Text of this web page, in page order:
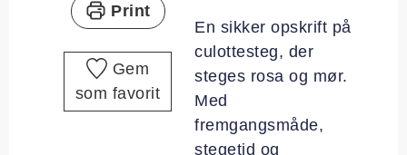
Print
Gem
som favorit
En sikker opskrift på
culottesteg, der
steges rosa og mør.
Med
fremgangsmåde,
stegetid og